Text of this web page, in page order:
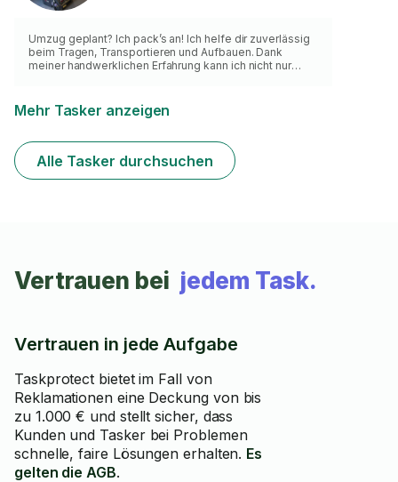
Umzug geplant? Ich pack’s an! Ich helfe dir zuverlässig
beim Tragen, Transportieren und Aufbauen. Dank
meiner handwerklichen Erfahrung kann ich nicht nur
sorgfältiger Umgang mit deinem Eigentum und
tatkräftige Unterstützung sind für mich
Mehr Tasker anzeigen
Alle Tasker durchsuchen
Vertrauen bei jedem Task.
Vertrauen in jede Aufgabe
Taskprotect bietet im Fall von
Reklamationen eine Deckung von bis
zu 1.000 € und stellt sicher, dass
Kunden und Tasker bei Problemen
schnelle, faire Lösungen erhalten. Es
gelten die AGB.